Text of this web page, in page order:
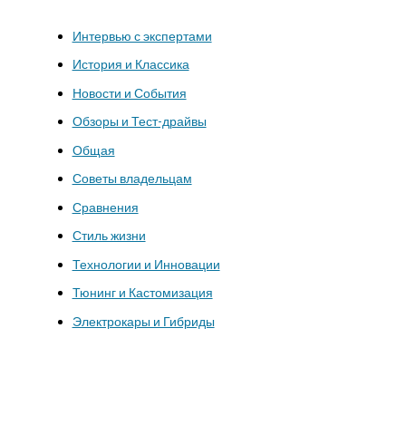
Интервью с экспертами
История и Классика
Новости и События
Обзоры и Тест-драйвы
Общая
Советы владельцам
Сравнения
Стиль жизни
Технологии и Инновации
Тюнинг и Кастомизация
Электрокары и Гибриды